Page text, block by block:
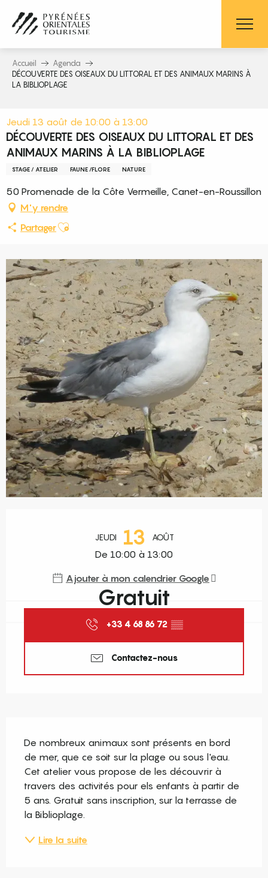
contenu
principal
Accueil
Agenda
DÉCOUVERTE DES OISEAUX DU LITTORAL ET DES ANIMAUX MARINS À
LA BIBLIOPLAGE
Jeudi 13 août de 10:00 à 13:00
DÉCOUVERTE DES OISEAUX DU LITTORAL ET DES
ANIMAUX MARINS À LA BIBLIOPLAGE
STAGE / ATELIER FAUNE /FLORE NATURE
50 Promenade de la Côte Vermeille, Canet-en-Roussillon
M'y rendre
PartagerAjouter aux favoris
JEUDI 13 AOÛT
De 10:00 à 13:00
Ajouter à mon calendrier Google
Gratuit
+33 4 68 86 72 ▒▒
Contactez-nous
De nombreux animaux sont présents en bord
de mer, que ce soit sur la plage ou sous l'eau.
Cet atelier vous propose de les découvrir à
travers des activités pour els enfants à partir de
5 ans. Gratuit sans inscription, sur la terrasse de
la Biblioplage.
Lire la suite